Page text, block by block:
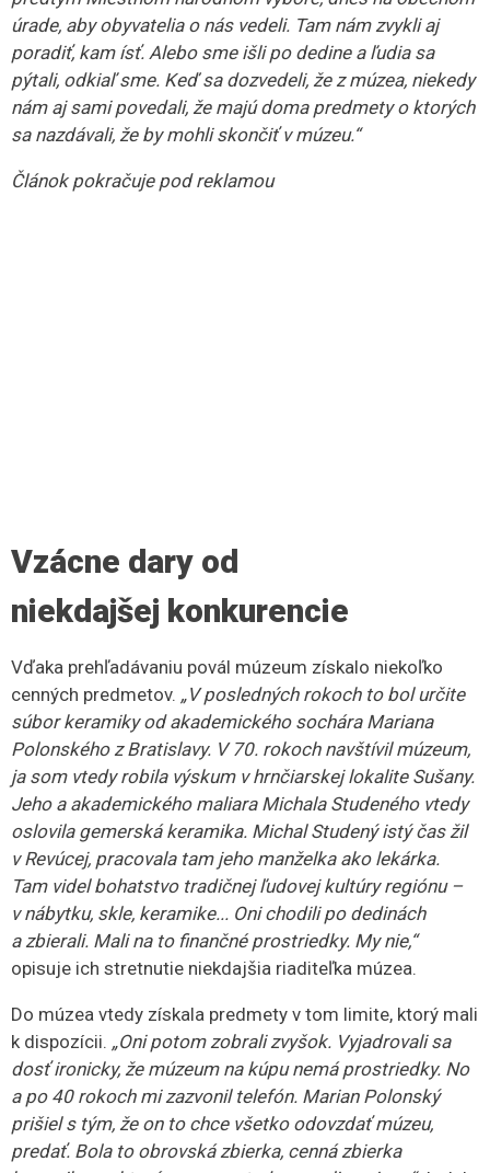
Vďaka prehľadávaniu povál múzeum získalo niekoľko
cenných predmetov.„V posledných rokoch to bol určite
súbor keramiky od akademického sochára Mariana
Polonského z Bratislavy. V 70. rokoch navštívil múzeum,
ja som vtedy robila výskum v hrnčiarskej lokalite Sušany.
Jeho a akademického maliara Michala Studeného vtedy
oslovila gemerská keramika. Michal Studený istý čas žil
Oľga Bodorová.
Počas jej kariéry v múzeu sa im napríklad podarilo získať
veľmi cenný obraz pravdepodobne od talianskeho
majstra, ktorý je vystavený od roku 1979 vo vlastivednej
expozícii. Znázorňuje biblický príbeh návštevy Krista
u Marty a Márie.
„To bola jedna z najdrahších akvizícií.
Kúpili sme ho od bývalého lekárnika Káposztásyho, ktorý
prevádzkoval lekáreň v Rimavskej Sobote a pochádzal
z Modrého Kameňa.“
Jeden z príbehov, ktorý sa viaže na akvizíciu, sa viaže
k starej tetovacej ihle od Róma Jožka Matoviča
z Jesenského, odkiaľ pochádza aj Oľga Bodorová. Býval
neďaleko nej. Pri jednej návšteve od neho získala túto
tetovaciu ihlu. Takú si kedysi vyrábali väzni.„Sú to dve
obyčajné ihly, medzi ktoré sa zmestí špáradlo. Vytvorí sa
akoby štipec, ktorý je zviazaný obyčajnou niťou. Namočili
si to do atramentu a týmto spôsobom si krátili čas vo
väzení. Tento predmet sa tiež stal súčasťou zbierkového
fondu múzea a bol niekoľkokrát vystavovaný.“
V múzeu môžete vidieť aj egyptskú múmiu menom Tasherithnetiak. Jej